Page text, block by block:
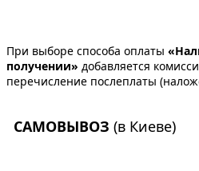
При выборе способа оплаты
получении» добавляется
перечисление послеплаты
САМОВЫВОЗ (в Киеве)